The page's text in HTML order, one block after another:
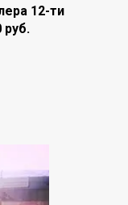
12-ти